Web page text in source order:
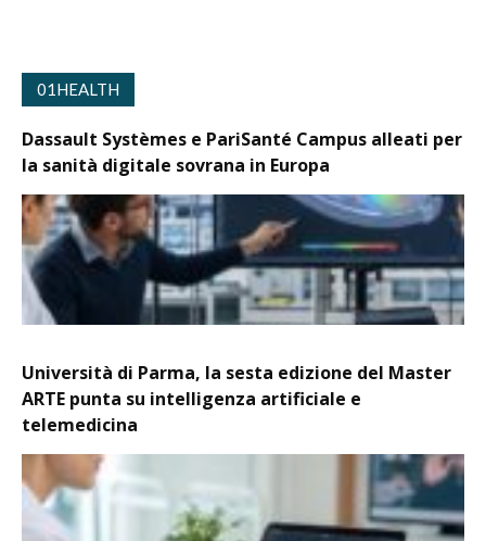
01HEALTH
Dassault Systèmes e PariSanté Campus alleati per
la sanità digitale sovrana in Europa
Università di Parma, la sesta edizione del Master
ARTE punta su intelligenza artificiale e
telemedicina